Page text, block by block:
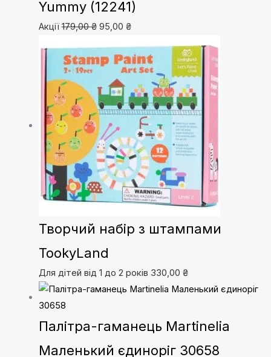
Yummy (12241)
Акції179,00₴ 95,00 ₴
Творчий набір з штампами
TookyLand
Для дітей від 1 до 2 років 330,00 ₴
Палітра-гаманець Martinelia
Маленький єдиноріг 30658